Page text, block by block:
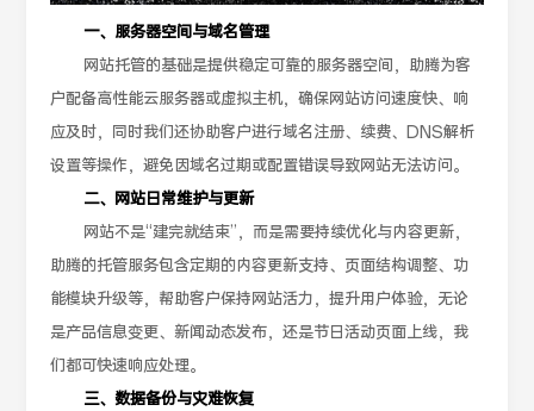
一、服务器空间与域名管理
网站托管的基础是提供稳定可靠的服务器空间，助腾为客
户配备高性能云服务器或虚拟主机，确保网站访问速度快、响
应及时，同时我们还协助客户进行域名注册、续费、DNS解析
设置等操作，避免因域名过期或配置错误导致网站无法访问。
二、网站日常维护与更新
网站不是“建完就结束”，而是需要持续优化与内容更新，
助腾的托管服务包含定期的内容更新支持、页面结构调整、功
能模块升级等，帮助客户保持网站活力，提升用户体验，无论
是产品信息变更、新闻动态发布，还是节日活动页面上线，我
们都可快速响应处理。
三、数据备份与灾难恢复